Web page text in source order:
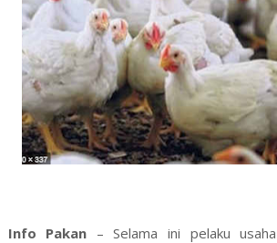
Info Pakan – Selama ini pelaku